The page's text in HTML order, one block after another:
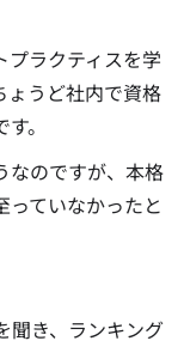
プラクティスを学
ょうど社内で資格
。
なのですが、本格
っていなかったと
聞き、ランキング